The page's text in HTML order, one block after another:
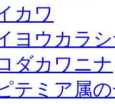
カワ
ヨウカラ
ダカワニナ
テミア属